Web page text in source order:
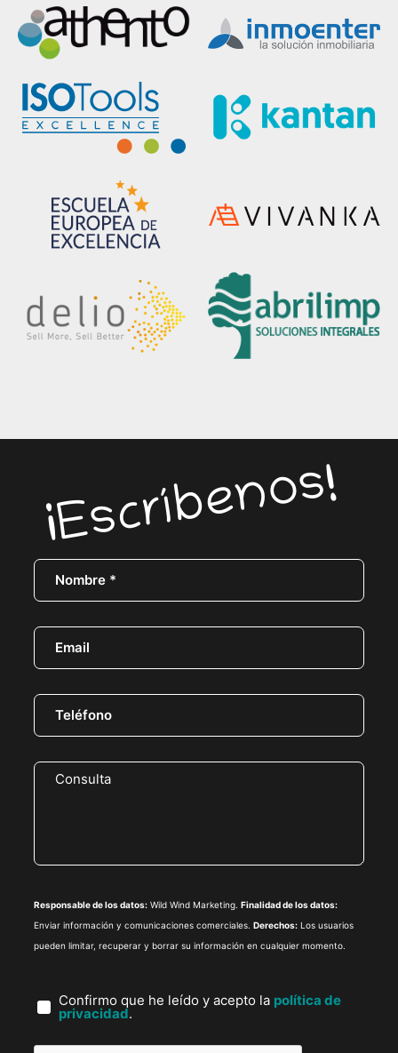
¡Escríbenos!
Responsable de los datos: Wild Wind Marketing. Finalidad de los datos:
Enviar información y comunicaciones comerciales. Derechos: Los usuarios
pueden limitar, recuperar y borrar su información en cualquier momento.
Confirmo que he leído y acepto la política de
privacidad.